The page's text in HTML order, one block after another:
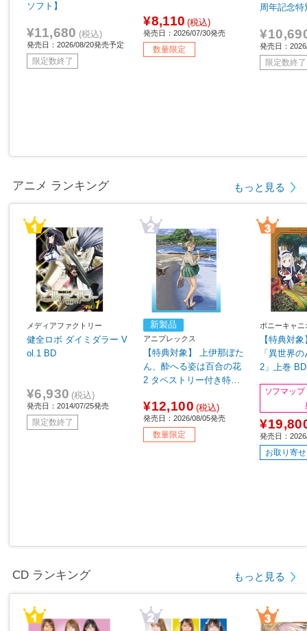
ソフト】
¥11,680 (税込)
発売日：2026/08/20発売予定
限定数終了
¥8,110 (税込)
発売日：2026/07/30発売
数量限定
周年記念
発売日：
限定数終了
アニメ ランキング もっと見る
メディアファクトリー
健全ロボ ダイミダラー V
ol.1 BD
¥6,930 (税込)
発売日：2014/07/25発売
限定数終了
新製品
アニプレックス
【特典対象】 上伊那ぼた
ん、酔へる姿は百合の花
2 タペストリー付き特装
ソフマップ・アニメガ全
巻連続購入特典「全巻収
納BOX・缶バッジ6個セ
¥12,100 (税込)
発売日：2026/08/05発売
数量限定
ポニーキャニ
【特典対
「異世界
2」上巻
入特典「
X・B2タ
ービジュ
ソフマッ
発売日：
お取り寄せ
CD ランキング もっと見る